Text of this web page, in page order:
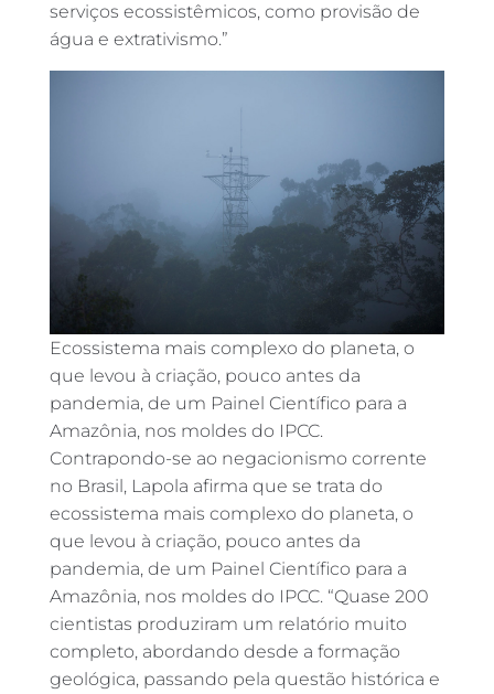
serviços ecossistêmicos, como provisão de
água e extrativismo.”
Ecossistema mais complexo do planeta, o
que levou à criação, pouco antes da
pandemia, de um Painel Científico para a
Amazônia, nos moldes do IPCC.
Contrapondo-se ao negacionismo corrente
no Brasil, Lapola afirma que se trata do
ecossistema mais complexo do planeta, o
que levou à criação, pouco antes da
pandemia, de um Painel Científico para a
Amazônia, nos moldes do IPCC. “Quase 200
cientistas produziram um relatório muito
completo, abordando desde a formação
geológica, passando pela questão histórica e